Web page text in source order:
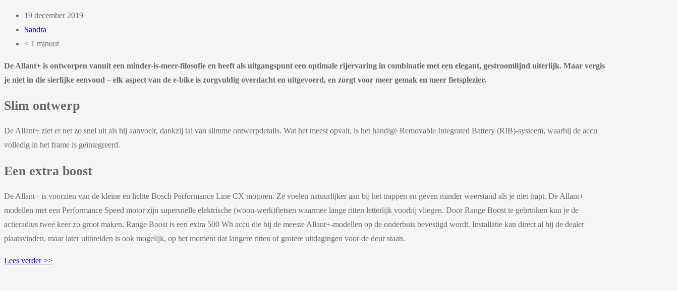
19 december 2019
Sandra
< 1 minuut
De Allant+ is ontworpen vanuit een minder-is-meer-filosofie en heeft als uitgangspunt een optimale rijervaring in combinatie met een elegant, gestroomlijnd uiterlijk. Maar vergis
je niet in die sierlijke eenvoud – elk aspect van de e-bike is zorgvuldig overdacht en uitgevoerd, en zorgt voor meer gemak en meer fietsplezier.
Slim ontwerp
De Allant+ ziet er net zo snel uit als hij aanvoelt, dankzij tal van slimme ontwerpdetails. Wat het meest opvalt, is het handige Removable Integrated Battery (RIB)-systeem, waarbij de accu
volledig in het frame is geïntegreerd.
Een extra boost
De Allant+ is voorzien van de kleine en lichte Bosch Performance Line CX motoren. Ze voelen natuurlijker aan bij het trappen en geven minder weerstand als je niet trapt. De Allant+
modellen met een Performance Speed motor zijn supersnelle elektrische (woon-werk)fietsen waarmee lange ritten letterlijk voorbij vliegen. Door Range Boost te gebruiken kun je de
actieradius twee keer zo groot maken. Range Boost is een extra 500 Wh accu die bij de meeste Allant+-modellen op de onderbuis bevestigd wordt. Installatie kan direct al bij de dealer
plaatsvinden, maar later uitbreiden is ook mogelijk, op het moment dat langere ritten of grotere uitdagingen voor de deur staan.
Lees verder >>